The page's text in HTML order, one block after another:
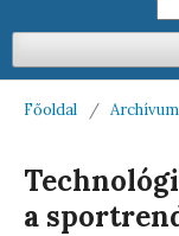
Főoldal / Archívum
a